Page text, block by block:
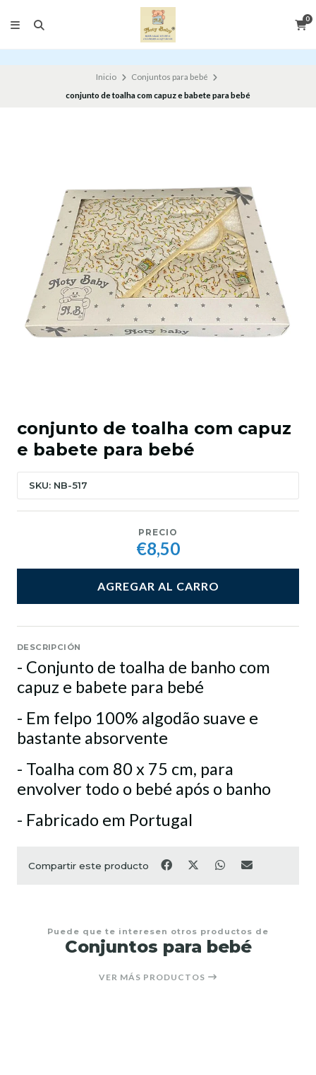
0
Inicio
Conjuntos para bebé
conjunto de toalha com capuz e babete para bebé
conjunto de toalha com capuz
e babete para bebé
SKU: NB-517
PRECIO
€8,50
AGREGAR AL CARRO
DESCRIPCIÓN
- Conjunto de toalha de banho com
capuz e babete para bebé
- Em felpo 100% algodão suave e
bastante absorvente
- Toalha com 80 x 75 cm, para
envolver todo o bebé após o banho
- Fabricado em Portugal
Compartir este producto
Puede que te interesen otros productos de
Conjuntos para bebé
VER MÁS PRODUCTOS